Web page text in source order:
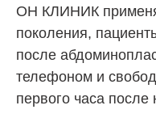
ОН КЛИНИК
поколения,
после
телефоном и
первого часа после